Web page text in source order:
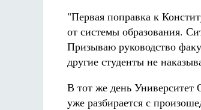
"Первая поправка к
от системы образования.
Призываю руководство
другие студенты не
В тот же день Университет
уже разбирается с